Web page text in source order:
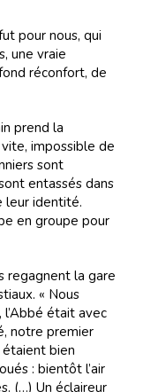
pour nous, qui
une vraie
réconfort, de
prend la
impossible de
sont
entassés dans
leur identité.
en groupe pour
regagnent la gare
« Nous
était avec
notre premier
bien
: bientôt l’air
(…) Un éclaireur